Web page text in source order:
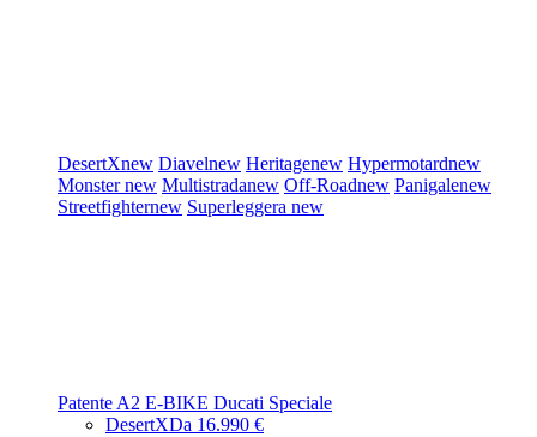
DesertXnew Diavelnew Heritagenew Hypermotardnew
Monsternew Multistradanew Off-Roadnew Panigalenew
Streetfighternew Superleggera new
Patente A2 E-BIKE Ducati Speciale
DesertXDa 16.990 €